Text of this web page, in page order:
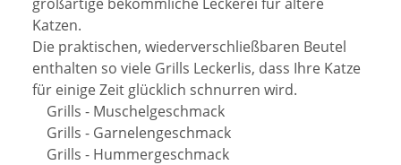
Katzen.
Die praktischen, wiederverschließbaren Beutel
enthalten so viele Grills Leckerlis, dass Ihre Katze
für einige Zeit glücklich schnurren wird.
Grills - Muschelgeschmack
Grills - Garnelengeschmack
Grills - Hummergeschmack